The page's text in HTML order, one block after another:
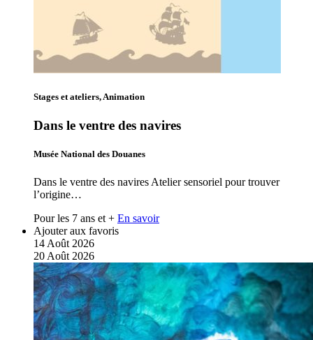
Stages et ateliers, Animation
Dans le ventre des navires
Musée National des Douanes
Dans le ventre des navires Atelier sensoriel pour trouver
l’origine…
Pour les 7 ans et + En savoir
Ajouter aux favoris
14 Août 2026
20 Août 2026